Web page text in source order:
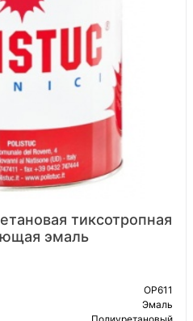
тиксотропная
эмаль
OP611
Эмаль